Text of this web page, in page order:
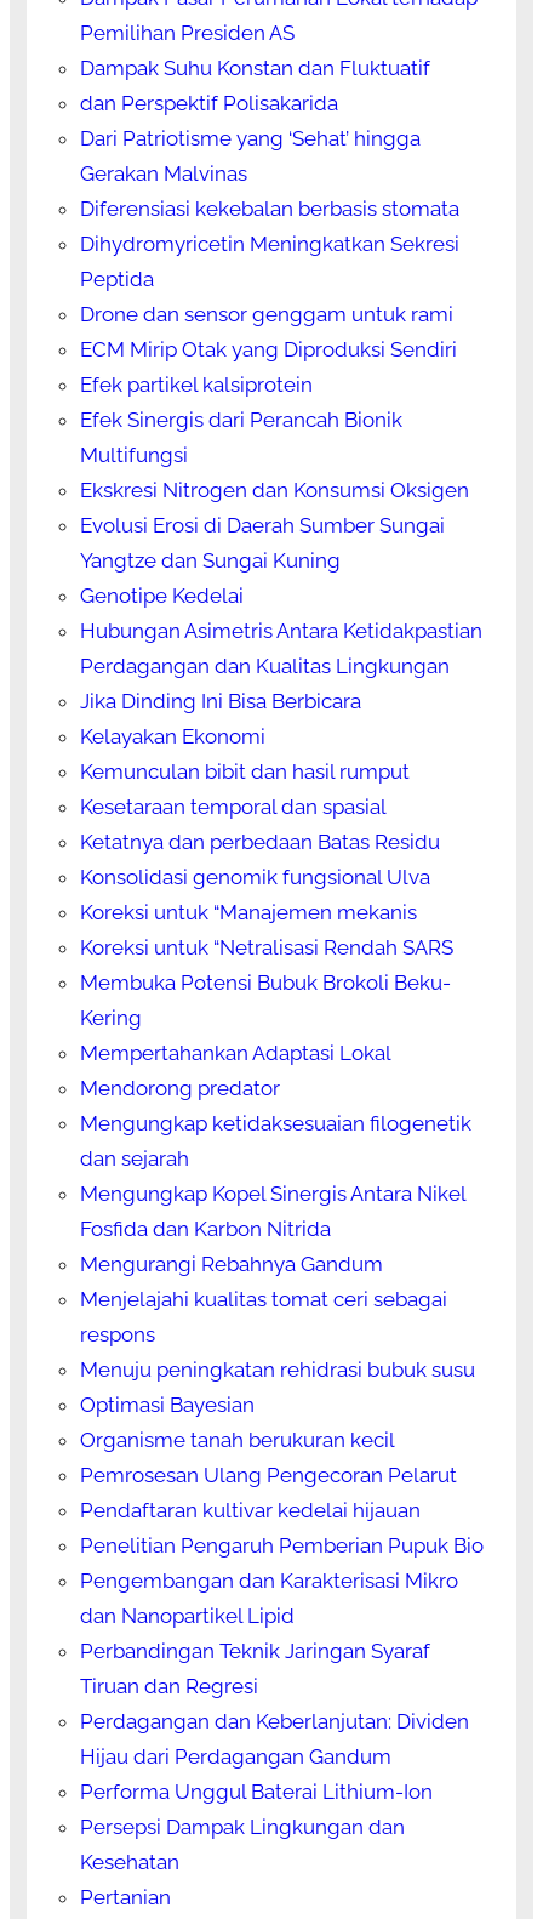
Pemilihan Presiden AS
Dampak Suhu Konstan dan Fluktuatif
dan Perspektif Polisakarida
Dari Patriotisme yang ‘Sehat’ hingga
Gerakan Malvinas
Diferensiasi kekebalan berbasis stomata
Dihydromyricetin Meningkatkan Sekresi
Peptida
Drone dan sensor genggam untuk rami
ECM Mirip Otak yang Diproduksi Sendiri
Efek partikel kalsiprotein
Efek Sinergis dari Perancah Bionik
Multifungsi
Ekskresi Nitrogen dan Konsumsi Oksigen
Evolusi Erosi di Daerah Sumber Sungai
Yangtze dan Sungai Kuning
Genotipe Kedelai
Hubungan Asimetris Antara Ketidakpastian
Perdagangan dan Kualitas Lingkungan
Jika Dinding Ini Bisa Berbicara
Kelayakan Ekonomi
Kemunculan bibit dan hasil rumput
Kesetaraan temporal dan spasial
Ketatnya dan perbedaan Batas Residu
Konsolidasi genomik fungsional Ulva
Koreksi untuk “Manajemen mekanis
Koreksi untuk “Netralisasi Rendah SARS
Membuka Potensi Bubuk Brokoli Beku-
Kering
Mempertahankan Adaptasi Lokal
Mendorong predator
Mengungkap ketidaksesuaian filogenetik
dan sejarah
Mengungkap Kopel Sinergis Antara Nikel
Fosfida dan Karbon Nitrida
Mengurangi Rebahnya Gandum
Menjelajahi kualitas tomat ceri sebagai
respons
Menuju peningkatan rehidrasi bubuk susu
Optimasi Bayesian
Organisme tanah berukuran kecil
Pemrosesan Ulang Pengecoran Pelarut
Pendaftaran kultivar kedelai hijauan
Penelitian Pengaruh Pemberian Pupuk Bio
Pengembangan dan Karakterisasi Mikro
dan Nanopartikel Lipid
Perbandingan Teknik Jaringan Syaraf
Tiruan dan Regresi
Perdagangan dan Keberlanjutan: Dividen
Hijau dari Perdagangan Gandum
Performa Unggul Baterai Lithium-Ion
Persepsi Dampak Lingkungan dan
Kesehatan
Pertanian